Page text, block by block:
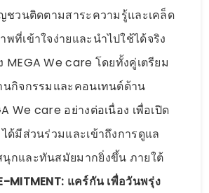
ชวนติดตามสาระความรู้และเคล็ด
ที่เข้าใจง่ายและนำไปใช้ได้จริง
MEGA We care โดยทั้งคู่เตรียม
นกิจกรรมและคอนเทนต์ด้าน
We care อย่างต่อเนื่อง เพื่อเปิด
ด้มีส่วนร่วมและเข้าถึงการดูแล
กและทันสมัยมากยิ่งขึ้น ภายใต้
MITMENT: แคร์กัน เพื่อวันพรุ่ง